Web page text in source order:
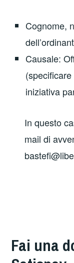
Cognome,
Causale:
iniziativa
In questo
mail di
Fai una